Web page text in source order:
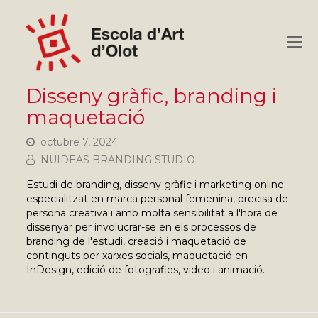
Disseny gràfic, branding i
maquetació
octubre 7, 2024
NUIDEAS BRANDING STUDIO
Estudi de branding, disseny gràfic i marketing online
especialitzat en marca personal femenina, precisa de
persona creativa i amb molta sensibilitat a l'hora de
dissenyar per involucrar-se en els processos de
branding de l'estudi, creació i maquetació de
continguts per xarxes socials, maquetació en
InDesign, edició de fotografies, video i animació.